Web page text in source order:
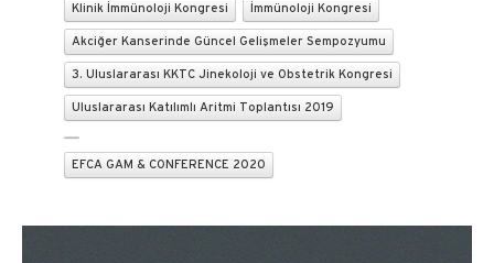
Klinik İmmünoloji Kongresi İmmünoloji Kongresi
Akciğer Kanserinde Güncel Gelişmeler Sempozyumu
3. Uluslararası KKTC Jinekoloji ve Obstetrik Kongresi
Uluslararası Katılımlı Aritmi Toplantısı 2019
EFCA GAM & CONFERENCE 2020